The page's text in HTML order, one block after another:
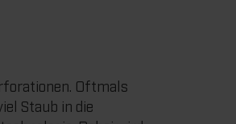
Oftmals
Staub in die